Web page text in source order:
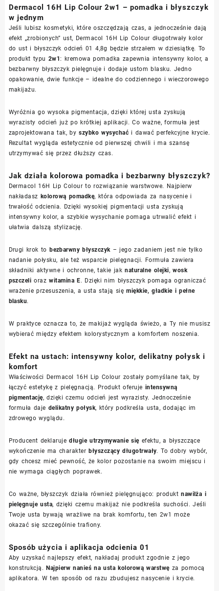
Dermacol 16H Lip Colour 2w1 – pomadka i błyszczyk
w jednym
Jeśli lubisz kosmetyki, które oszczędzają czas, a jednocześnie dają
efekt „zrobionych” ust, Dermacol 16H Lip Colour długotrwały kolor
do ust i błyszczyk odcień 01 4,8g będzie strzałem w dziesiątkę. To
produkt typu 2w1: kremowa pomadka zapewnia intensywny kolor, a
bezbarwny błyszczyk pielęgnuje i dodaje ustom blasku. Jedno
opakowanie, dwie funkcje – idealne do codziennego i wieczorowego
makijażu.
Wyróżnia go wysoka pigmentacja, dzięki której usta zyskują
wyrazisty odcień już po krótkiej aplikacji. Co ważne, formuła jest
zaprojektowana tak, byszybko wysychać i dawać perfekcyjne krycie.
Rezultat wygląda estetycznie od pierwszej chwili i ma szansę
utrzymywać się przez dłuższy czas.
Jak działa kolorowa pomadka i bezbarwny błyszczyk?
Dermacol 16H Lip Colour to rozwiązanie warstwowe. Najpierw
nakładasz kolorową pomadkę, która odpowiada za nasycenie i
trwałość odcienia. Dzięki wysokiej pigmentacji usta zyskują
intensywny kolor, a szybkie wysychanie pomaga utrwalić efekt i
ułatwia dalszą stylizację.
Drugi krok tobezbarwny błyszczyk – jego zadaniem jest nie tylko
nadanie połysku, ale też wsparcie pielęgnacji. Formuła zawiera
składniki aktywne i ochronne, takie jaknaturalne olejki,wosk
pszczeli orazwitamina E. Dzięki nim błyszczyk pomaga ograniczać
wrażenie przesuszenia, a usta stają sięmiękkie, gładkie i pełne
blasku.
W praktyce oznacza to, że makijaż wygląda świeżo, a Ty nie musisz
wybierać między efektem kolorystycznym a komfortem noszenia.
Efekt na ustach: intensywny kolor, delikatny połysk i
komfort
Właściwości Dermacol 16H Lip Colour zostały pomyślane tak, by
łączyć estetykę z pielęgnacją. Produkt oferuje intensywną
pigmentację, dzięki czemu odcień jest wyrazisty. Jednocześnie
formuła daje delikatny połysk, który podkreśla usta, dodając im
zdrowego wyglądu.
Producent deklarujedługie utrzymywanie sięefektu, a błyszczące
wykończenie ma charakterbłyszczący długotrwały. To dobry wybór,
gdy chcesz mieć pewność, że kolor pozostanie na swoim miejscu i
nie wymaga ciągłych poprawek.
Co ważne, błyszczyk działa również pielęgnująco: produktnawilża i
pielęgnuje usta, dzięki czemu makijaż nie podkreśla suchości. Jeśli
Twoje usta bywają wrażliwe na brak komfortu, ten 2w1 może
okazać się szczególnie trafiony.
Sposób użycia i aplikacja odcienia 01
Aby uzyskać najlepszy efekt, nakładaj produkt zgodnie z jego
konstrukcją.Najpierw nanieś na usta kolorową warstwęza pomocą
aplikatora. W ten sposób od razu zbudujesz nasycenie i krycie.